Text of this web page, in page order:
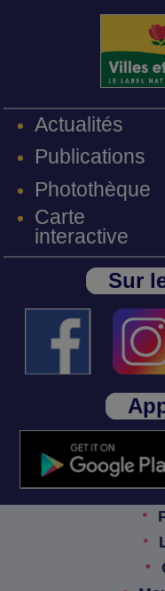
Actualités
Publications
Photothèque
Carte
interactive
Sur